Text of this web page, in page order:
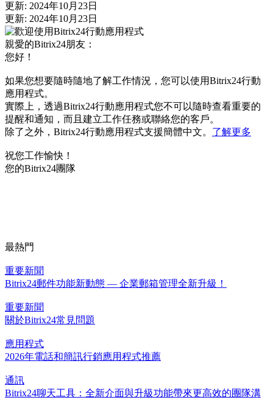
更新: 2024年10月23日
更新: 2024年10月23日
親愛的Bitrix24朋友：
您好！
如果您想要隨時隨地了解工作情況，您可以使用Bitrix24行動
應用程式。
實際上，透過Bitrix24行動應用程式您不可以隨時查看重要的
提醒和通知，而且建立工作任務或聯絡您的客戶。
除了之外，Bitrix24行動應用程式支援簡體中文。 了解更多
祝您工作愉快！
您的Bitrix24團隊
最熱門
重要新聞
Bitrix24郵件功能新動態 — 企業郵箱管理全新升級！
重要新聞
關於Bitrix24常見問題
應用程式
2026年電話和簡訊行銷應用程式推薦
通訊
Bitrix24聊天工具：全新介面與升級功能帶來更高效的團隊溝